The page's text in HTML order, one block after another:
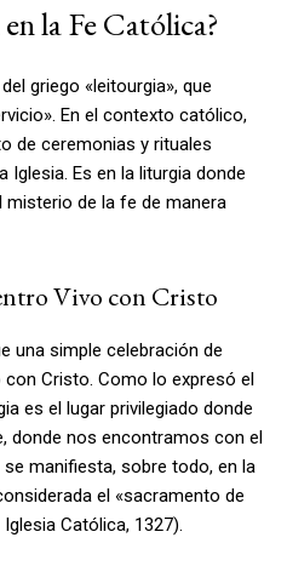
la Fe Católica?
griego «leitourgia», que
En el contexto católico,
de ceremonias y rituales
Iglesia. Es en la liturgia donde
de la fe de manera
Vivo con Cristo
una simple celebración de
Cristo. Como lo expresó el
es el lugar privilegiado donde
donde nos encontramos con el
manifiesta, sobre todo, en la
el «sacramento de
Católica, 1327).